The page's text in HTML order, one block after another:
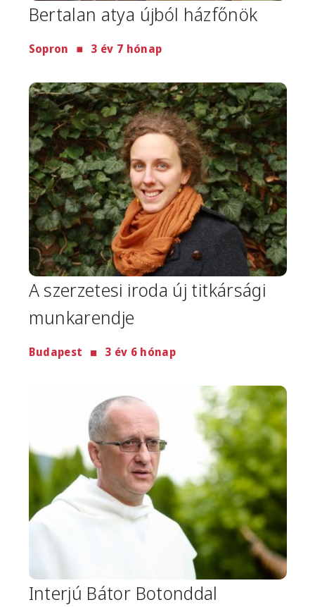
Bertalan atya újból házfőnök
Sopron 3 év 7 hónap
Image
A szerzetesi iroda új titkársági
munkarendje
Budapest 3 év 6 hónap
Interjú Bátor Botonddal